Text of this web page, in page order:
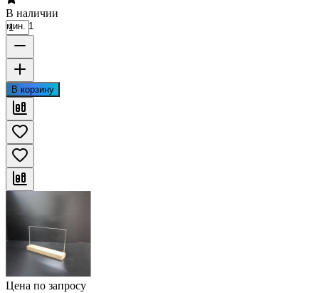
В наличии
мин. 1
В корзину
Цена по запросу